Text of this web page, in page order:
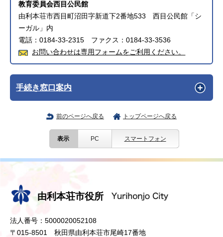
教育委員会西目公民館
由利本荘市西目町沼田字新道下2番地533 西目公民館「シ
ーガル」内
電話：0184-33-2315 ファクス：0184-33-3536
お問い合わせは専用フォームをご利用ください。
手続き窓口案内
前のページへ戻る トップページへ戻る
表示 PC スマートフォン
由利本荘市役所
法人番号：5000020052108
〒015-8501 秋田県由利本荘市尾崎17番地